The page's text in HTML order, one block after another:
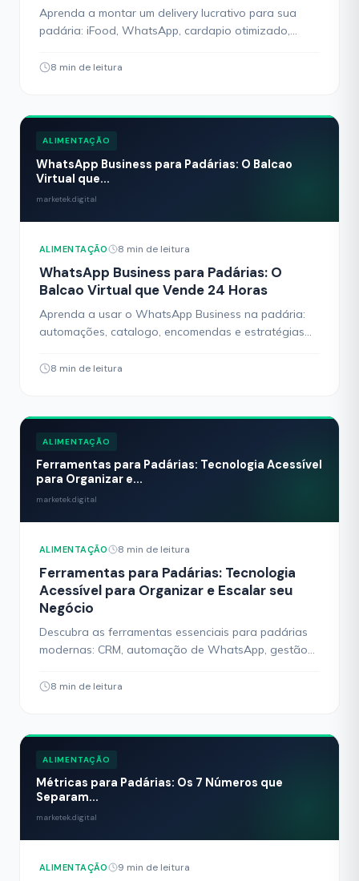
Aprenda a montar um delivery lucrativo para sua
padária: iFood, WhatsApp, cardapio otimizado,
vendas.
8 min de leitura
ALIMENTAÇÃO
WhatsApp Business para Padárias: O Balcao
Virtual que...
marketek.digital
ALIMENTAÇÃO 8 min de leitura
WhatsApp Business para Padárias: O
Balcao Virtual que Vende 24 Horas
Aprenda a usar o WhatsApp Business na padária:
automações, catalogo, encomendas e estratégias
8 min de leitura
ALIMENTAÇÃO
Ferramentas para Padárias: Tecnologia Acessível
para Organizar e...
marketek.digital
ALIMENTAÇÃO 8 min de leitura
Ferramentas para Padárias: Tecnologia
Acessível para Organizar e Escalar seu
Negócio
Descubra as ferramentas essenciais para padárias
modernas: CRM, automação de WhatsApp, gestão
digital.
8 min de leitura
ALIMENTAÇÃO
Métricas para Padárias: Os 7 Números que
Separam...
marketek.digital
ALIMENTAÇÃO 9 min de leitura